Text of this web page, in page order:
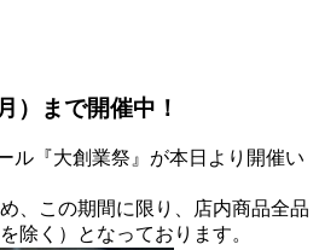
まで開催中！
ル『大創業祭』が本日より開催い
、この期間に限り、店内商品全品
除く）となっております。